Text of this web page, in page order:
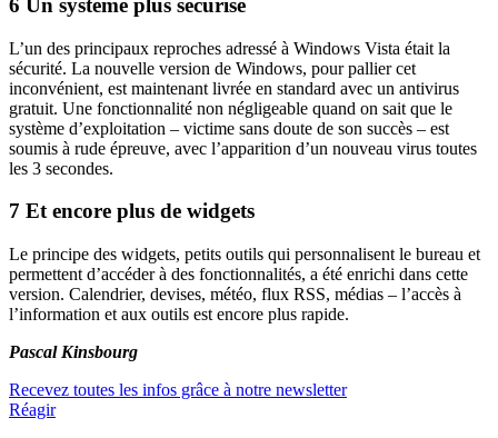
6 Un système plus sécurisé
L’un des principaux reproches adressé à Windows Vista était la
sécurité. La nouvelle version de Windows, pour pallier cet
inconvénient, est maintenant livrée en standard avec un antivirus
gratuit. Une fonctionnalité non négligeable quand on sait que le
système d’exploitation – victime sans doute de son succès – est
soumis à rude épreuve, avec l’apparition d’un nouveau virus toutes
les 3 secondes.
7 Et encore plus de widgets
Le principe des widgets, petits outils qui personnalisent le bureau et
permettent d’accéder à des fonctionnalités, a été enrichi dans cette
version. Calendrier, devises, météo, flux RSS, médias – l’accès à
l’information et aux outils est encore plus rapide.
Pascal Kinsbourg
Recevez toutes les infos grâce à notre newsletter
Réagir